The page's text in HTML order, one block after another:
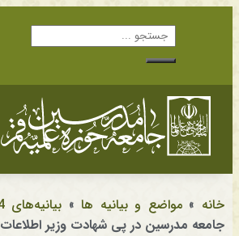
خانه »مواضع و بیانیه ها » بیانیه‌های 1404
جامعه مدرسین در پی شهادت وزیر اطلاعات